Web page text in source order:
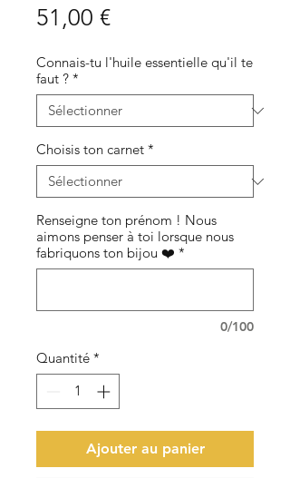
51,00 €Prix
Connais-tu l'huile essentielle qu'il te
faut ? *
Choisis ton carnet *
Renseigne ton prénom ! Nous
aimons penser à toi lorsque nous
fabriquons ton bijou ❤️ *
0/100
Quantité *
Ajouter au panier